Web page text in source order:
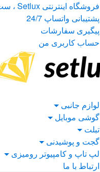
فروشگاه اینترنتی Setlux ، ست ِکامل لوازم دیجیتال
پشتیبانی واتساپ 24/7
پیگیری سفارشات
حساب کاربری من
لوازم جانبی
گوشی موبایل
تبلت
گجت و پوشیدنی
لپ تاپ و کامپیوتر رومیزی
ارتباط با ما